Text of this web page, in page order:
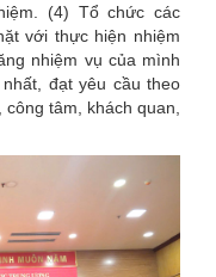
(4) Tổ chức các
với thực hiện nhiệm
nhiệm vụ của mình
đạt yêu cầu theo
tâm, khách quan,